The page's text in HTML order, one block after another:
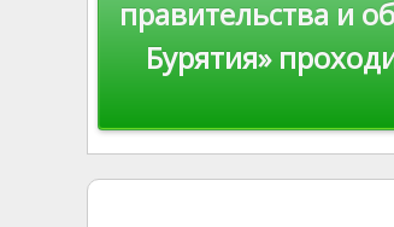
ni
ki
al
записям
правительства и
Бурятия»